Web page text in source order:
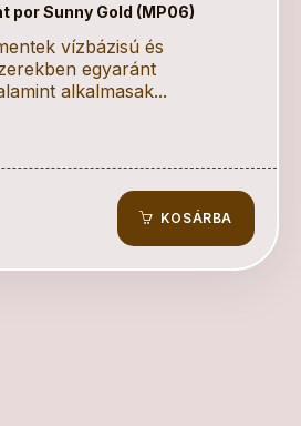
por Sunny Gold (MP06)
vízbázisú és
egyaránt
alkalmasak...
KOSÁRBA